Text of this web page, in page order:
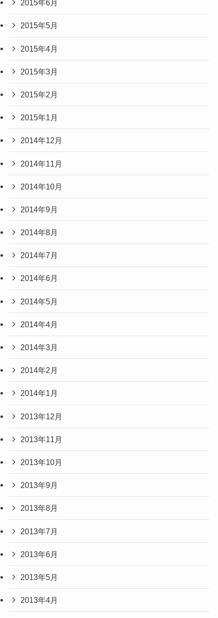
2015年6月
2015年5月
2015年4月
2015年3月
2015年2月
2015年1月
2014年12月
2014年11月
2014年10月
2014年9月
2014年8月
2014年7月
2014年6月
2014年5月
2014年4月
2014年3月
2014年2月
2014年1月
2013年12月
2013年11月
2013年10月
2013年9月
2013年8月
2013年7月
2013年6月
2013年5月
2013年4月